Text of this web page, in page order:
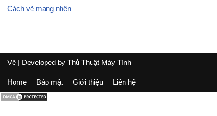
Cách vẽ mạng nhện
Vẽ | Developed by Thủ Thuật Máy Tính
Home Bảo mật Giới thiệu Liên hệ